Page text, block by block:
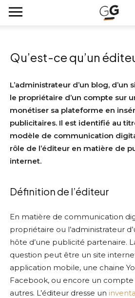
Qu’est-ce qu’un
L’administrateur d’un blog, d’un
le propriétaire d’un compte sur
monétiser sa plateforme en
publicitaires. Il est identifié au
modèle de communication
rôle de l’éditeur en matière de
internet.
Définition de l’éditeur
En matière de communication
propriétaire ou l’administrateur
hôte d’une publicité partenaire.
question peut être un site
application mobile, une chaine
Facebook, ou encore un
autres. L’éditeur dresse un